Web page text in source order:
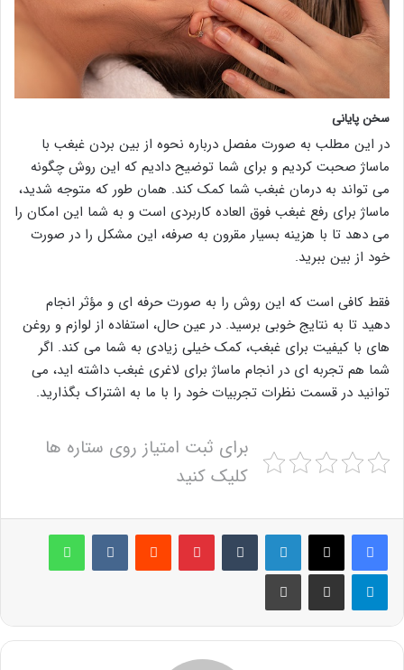
سخن پایانی
در این مطلب به صورت مفصل درباره نحوه از بین بردن غبغب با
ماساژ صحبت کردیم و برای شما توضیح دادیم که این روش چگونه
می تواند به درمان غبغب شما کمک کند. همان طور که متوجه شدید،
ماساژ برای رفع غبغب فوق العاده کاربردی است و به شما این امکان را
می دهد تا با هزینه بسیار مقرون به صرفه، این مشکل را در صورت
خود از بین ببرید.
فقط کافی است که این روش را به صورت حرفه ای و مؤثر انجام
دهید تا به نتایج خوبی برسید. در عین حال، استفاده از لوازم و روغن
های با کیفیت برای غبغب، کمک خیلی زیادی به شما می کند. اگر
شما هم تجربه ای در انجام ماساژ برای لاغری غبغب داشته اید، می
توانید در قسمت نظرات تجربیات خود را با ما به اشتراک بگذارید.
برای ثبت امتیاز روی ستاره ها
کلیک کنید
لینکدین ‫تامبلر پینترست‫رددیت ‫VKontakteواتس آپ
تلگرام اشتراک گذاری از طریق ایمیل چاپ